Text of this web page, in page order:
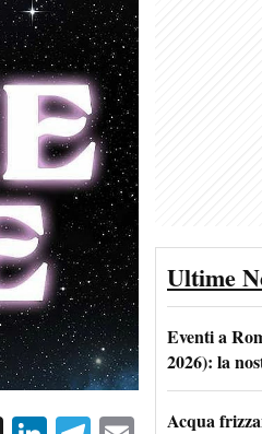
Ultime
Eventi a
2026): la
Acqua